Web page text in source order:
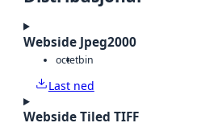
Webside Jpeg2000
octetbin
Last ned
Webside Tiled TIFF